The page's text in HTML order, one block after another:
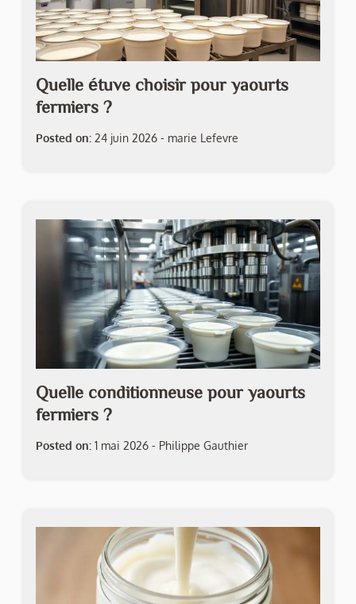
Quelle étuve choisir pour yaourts
fermiers ?
Posted on: 24 juin 2026 - marie Lefevre
Quelle conditionneuse pour yaourts
fermiers ?
Posted on: 1 mai 2026 - Philippe Gauthier